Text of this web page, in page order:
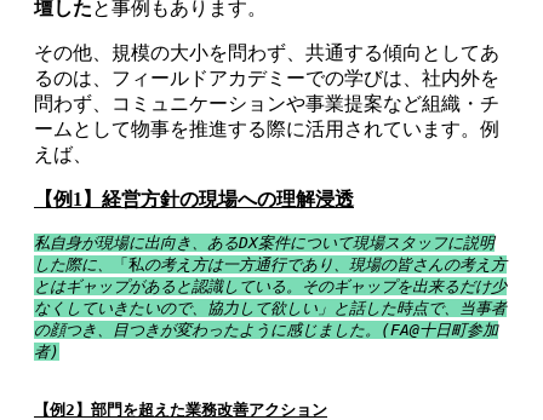
壇したと事例もあります。
その他、規模の大小を問わず、共通する傾向としてあ
るのは、フィールドアカデミーでの学びは、社内外を
問わず、コミュニケーションや事業提案など組織・チ
ームとして物事を推進する際に活用されています。例
えば、
【例1】経営方針の現場への理解浸透
私自身が現場に出向き、あるDX案件について現場スタッフに説明
した際に、
「私の考え方は一方通行であり、現場の皆さんの考え方
とはギャップがあると認識している。そのギャップを出来るだけ少
なくしていきたいので、協力して欲しい」と話した時点で、当事者
の顔つき、目つきが変わったように感じました。(FA@十日町参加
者)
【例2】部門を超えた業務改善アクション